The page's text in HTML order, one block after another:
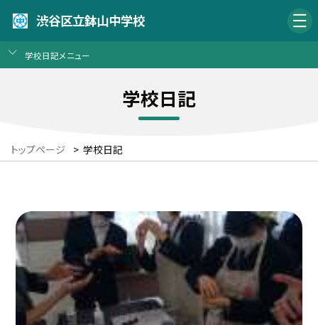
渋谷区立鉢山中学校
学校日記メニュー
学校日記
トップページ > 学校日記